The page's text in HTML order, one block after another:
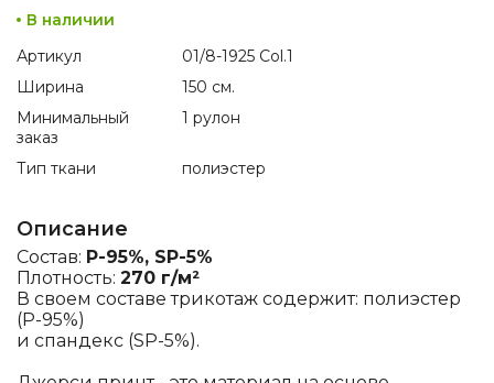
В наличии
Артикул
01/8-1925 Col.1
Ширина
150 см.
Минимальный
заказ
1 рулон
Тип ткани полиэстер
Описание
Состав: P-95%, SP-5%
Плотность: 270 г/м²
В своем составе трикотаж содержит: полиэстер
(P-95%)
и спандекс (SP-5%).